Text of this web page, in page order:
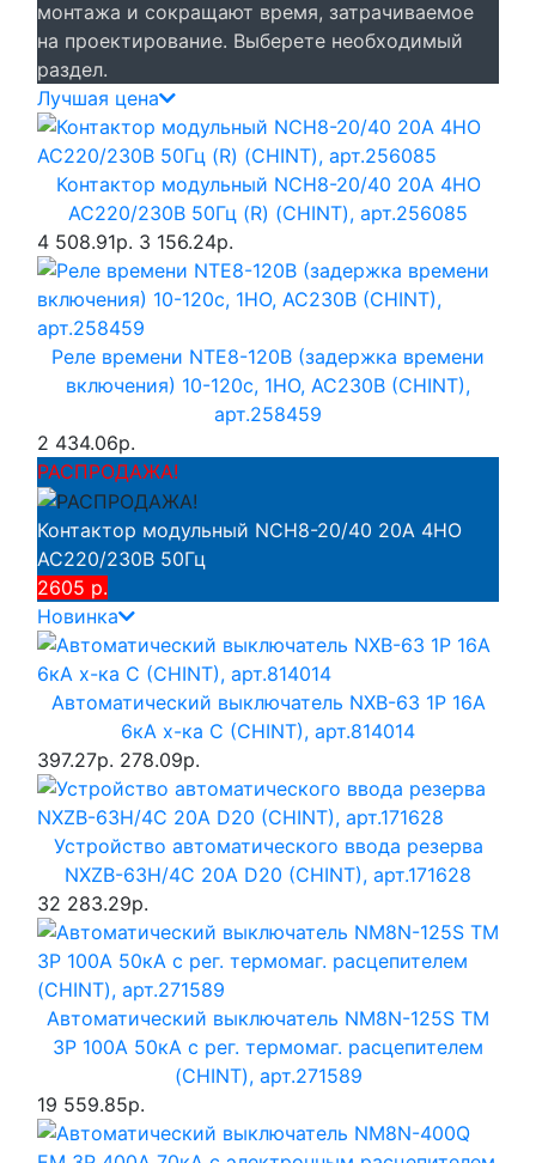
монтажа и сокращают время, затрачиваемое
на проектирование. Выберете необходимый
раздел.
Лучшая цена
Контактор модульный NCH8-20/40 20A 4НО
AC220/230В 50Гц (R) (CHINT), арт.256085
4 508.91р. 3 156.24р.
Реле времени NTE8-120B (задержка времени
включения) 10-120с, 1НО, AC230B (CHINT),
арт.258459
2 434.06р.
РАСПРОДАЖА!
Контактор модульный NCH8-20/40 20A 4НО
AC220/230В 50Гц
2605 р.
Новинка
Автоматический выключатель NXB-63 1P 16A
6кА х-ка C (CHINT), арт.814014
397.27р. 278.09р.
Устройство автоматического ввода резерва
NXZB-63H/4C 20A D20 (CHINT), арт.171628
32 283.29р.
Автоматический выключатель NM8N-125S TM
3P 100А 50кА с рег. термомаг. расцепителем
(CHINT), арт.271589
19 559.85р.